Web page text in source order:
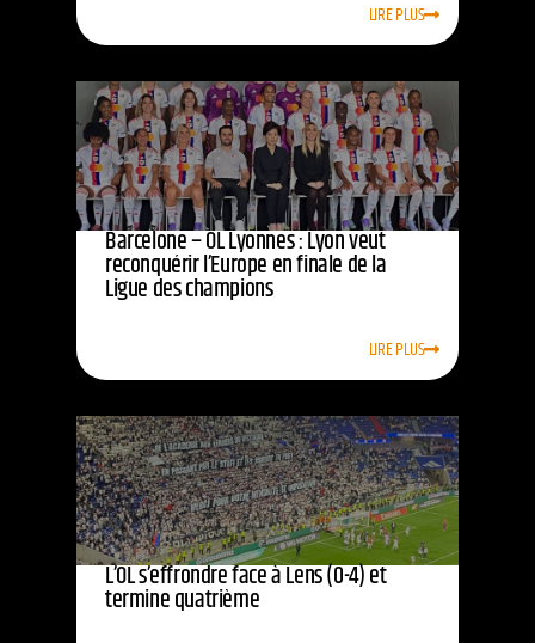
LIRE PLUS
Barcelone – OL Lyonnes : Lyon veut
reconquérir l’Europe en finale de la
Ligue des champions
LIRE PLUS
L’OL s’effrondre face à Lens (0-4) et
termine quatrième